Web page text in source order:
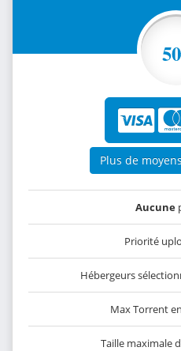
Plus de
Aucune
Priorité
Hébergeurs
Max Torrent
Taille maximale